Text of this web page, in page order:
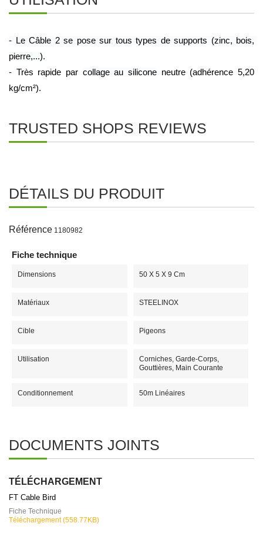
- Le Câble 2 se pose sur tous types de supports (zinc, bois,
pierre,...).
- Très rapide par collage au silicone neutre (adhérence 5,20
kg/cm²).
TRUSTED SHOPS REVIEWS
DÉTAILS DU PRODUIT
Référence 1180982
Fiche technique
Dimensions 50 X 5 X 9 Cm
Matériaux STEELINOX
Cible Pigeons
Utilisation
Corniches, Garde-Corps,
Gouttières, Main Courante
Conditionnement 50m Linéaires
DOCUMENTS JOINTS
TÉLÉCHARGEMENT
FT Cable Bird
Fiche Technique
Téléchargement (558.77KB)